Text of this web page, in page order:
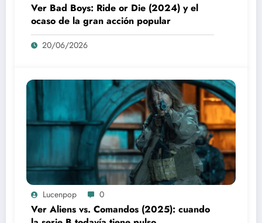
Ver Bad Boys: Ride or Die (2024) y el
ocaso de la gran acción popular
20/06/2026
Lucenpop 0
Ver Aliens vs. Comandos (2025): cuando